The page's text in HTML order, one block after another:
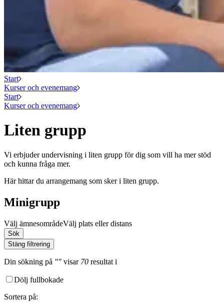
Start
Kurser och evenemang
Start
Kurser och evenemang
Liten grupp
Vi erbjuder undervisning i liten grupp för dig som vill ha mer stöd
och kunna fråga mer.
Här hittar du arrangemang som sker i liten grupp.
Minigrupp
Välj ämnesområdeVälj plats eller distans
Sök
Stäng filtrering
Din sökning på "" visar 70 resultat i
Dölj fullbokade
Sortera på: